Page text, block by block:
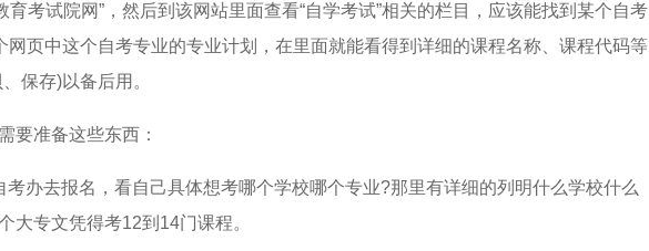
育考试院网”，然后到该网站里面查看“自学考试”相关的栏目，应该能找到某个自考
网页中这个自考专业的专业计划，在里面就能看得到详细的课程名称、课程代码等
保存)以备后用。
要准备这些东西：
考办去报名，看自己具体想考哪个学校哪个专业?那里有详细的列明什么学校什么
大专文凭得考12到14门课程。